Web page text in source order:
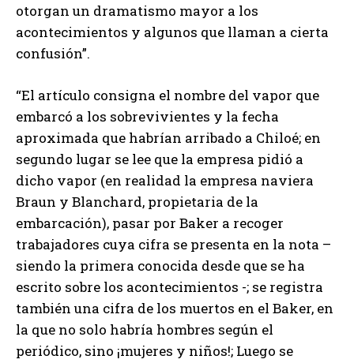
otorgan un dramatismo mayor a los
acontecimientos y algunos que llaman a cierta
confusión”.
“El artículo consigna el nombre del vapor que
embarcó a los sobrevivientes y la fecha
aproximada que habrían arribado a Chiloé; en
segundo lugar se lee que la empresa pidió a
dicho vapor (en realidad la empresa naviera
Braun y Blanchard, propietaria de la
embarcación), pasar por Baker a recoger
trabajadores cuya cifra se presenta en la nota –
siendo la primera conocida desde que se ha
escrito sobre los acontecimientos -; se registra
también una cifra de los muertos en el Baker, en
la que no solo habría hombres según el
periódico, sino ¡mujeres y niños!; Luego se